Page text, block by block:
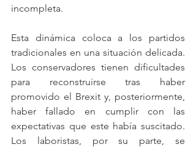
incompleta.
Esta dinámica coloca a los partidos
tradicionales en una situación delicada.
Los conservadores tienen dificultades
para reconstruirse tras haber
promovido el Brexit y, posteriormente,
haber fallado en cumplir con las
expectativas que este había suscitado.
Los laboristas, por su parte, se